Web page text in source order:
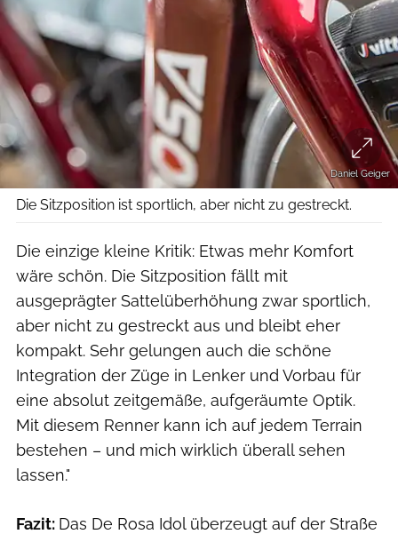
Daniel Geiger
Die Sitzposition ist sportlich, aber nicht zu gestreckt.
Die einzige kleine Kritik: Etwas mehr Komfort
wäre schön. Die Sitzposition fällt mit
ausgeprägter Sattelüberhöhung zwar sportlich,
aber nicht zu gestreckt aus und bleibt eher
kompakt. Sehr gelungen auch die schöne
Integration der Züge in Lenker und Vorbau für
eine absolut zeitgemäße, aufgeräumte Optik.
Mit diesem Renner kann ich auf jedem Terrain
bestehen – und mich wirklich überall sehen
lassen."
Fazit: Das De Rosa Idol überzeugt auf der Straße